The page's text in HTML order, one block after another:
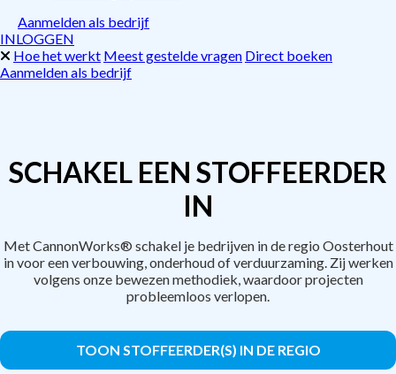
Aanmelden als bedrijf
INLOGGEN
Hoe het werkt Meest gestelde vragen Direct boeken
Aanmelden als bedrijf
SCHAKEL EEN STOFFEERDER
IN
Met CannonWorks® schakel je bedrijven in de regio Oosterhout
in voor een verbouwing, onderhoud of verduurzaming. Zij werken
volgens onze bewezen methodiek, waardoor projecten
probleemloos verlopen.
TOON STOFFEERDER(S) IN DE REGIO